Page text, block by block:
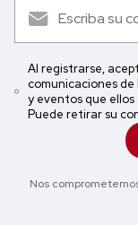
Al registrarse,
comunicaciones de
y eventos que
Puede retirar su
Nos